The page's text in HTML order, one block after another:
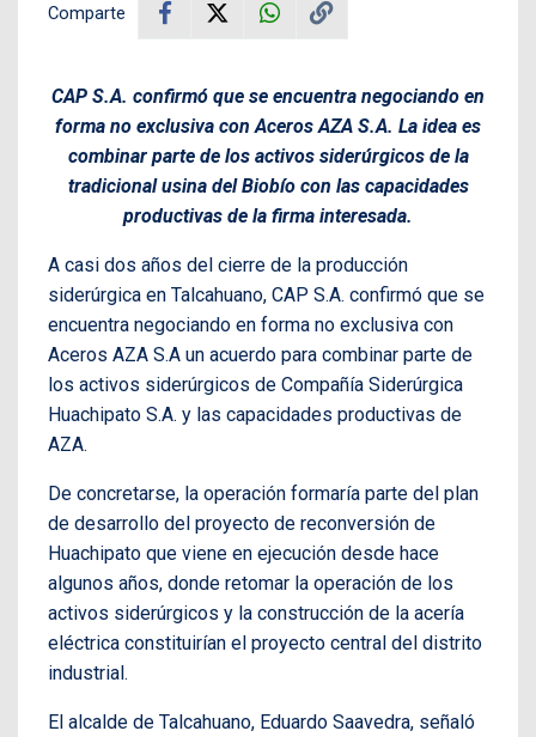
Comparte
CAP S.A. confirmó que se encuentra negociando en
forma no exclusiva con Aceros AZA S.A. La idea es
combinar parte de los activos siderúrgicos de la
tradicional usina del Biobío con las capacidades
productivas de la firma interesada.
A casi dos años del cierre de la producción
siderúrgica en Talcahuano, CAP S.A. confirmó que se
encuentra negociando en forma no exclusiva con
Aceros AZA S.A un acuerdo para combinar parte de
los activos siderúrgicos de Compañía Siderúrgica
Huachipato S.A. y las capacidades productivas de
AZA.
De concretarse, la operación formaría parte del plan
de desarrollo del proyecto de reconversión de
Huachipato que viene en ejecución desde hace
algunos años, donde retomar la operación de los
activos siderúrgicos y la construcción de la acería
eléctrica constituirían el proyecto central del distrito
industrial.
El alcalde de Talcahuano, Eduardo Saavedra, señaló